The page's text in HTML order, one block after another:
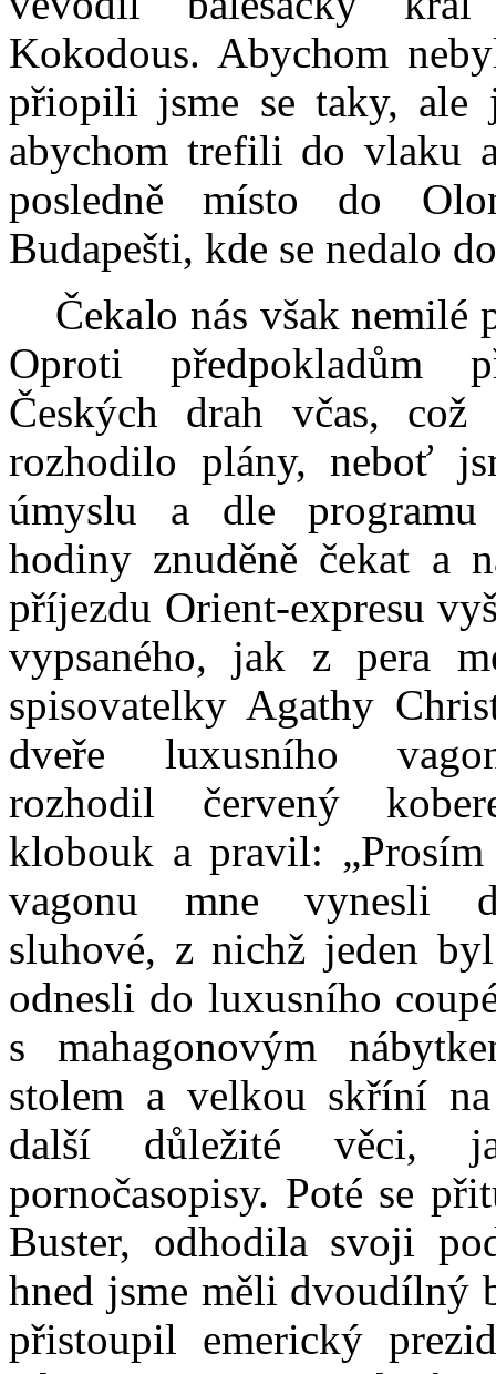
Kokodous. Abychom
přiopili jsme se taky, ale
abychom trefili do vlaku
posledně místo do
Budapešti, kde se nedalo
Čekalo nás však nemilé
Oproti předpokladům
Českých drah včas, což
rozhodilo plány, neboť
úmyslu a dle
hodiny znuděně čekat a
příjezdu Orient-expresu
vypsaného, jak z pera
spisovatelky Agathy
dveře luxusního
rozhodil červený
klobouk a pravil: „Prosím
vagonu mne vynesli
sluhové, z nichž jeden
odnesli do luxusního
s mahagonovým
stolem a velkou skříní
další důležité věci,
pornočasopisy. Poté se
Buster, odhodila svoji
hned jsme měli dvoudílný
přistoupil emerický